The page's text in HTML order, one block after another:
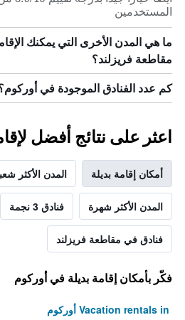
المستخدمين
ما هي المدن الأخرى التي يمكنك
مقاطعة فريزلند؟
كم عدد الفنادق الموجودة في
اعثر على نتائج أفضل
أمكان إقامة بديلة المدن الأكثر
المدن الأكثر شهرة فنادق 3 نجمة
فنادق في مقاطعة فريزلند
فكّر بأمكان إقامة بديلة في أوركوم
Vacation rentals in أوركوم